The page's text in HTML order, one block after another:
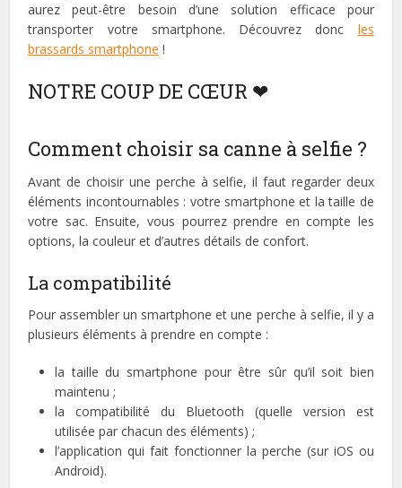
aurez peut-être besoin d’une solution efficace pour
transporter votre smartphone. Découvrez donc les
brassards smartphone !
NOTRE COUP DE CŒUR ❤
Comment choisir sa canne à selfie ?
Avant de choisir une perche à selfie, il faut regarder deux
éléments incontournables : votre smartphone et la taille de
votre sac. Ensuite, vous pourrez prendre en compte les
options, la couleur et d’autres détails de confort.
La compatibilité
Pour assembler un smartphone et une perche à selfie, il y a
plusieurs éléments à prendre en compte :
la taille du smartphone pour être sûr qu’il soit bien
maintenu ;
la compatibilité du Bluetooth (quelle version est
utilisée par chacun des éléments) ;
l’application qui fait fonctionner la perche (sur iOS ou
Android).